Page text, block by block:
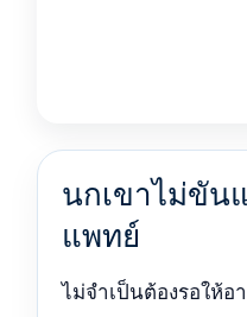
นกเขาไม่ขัน
แพทย์
ไม่จำเป็นต้องรอให้อ